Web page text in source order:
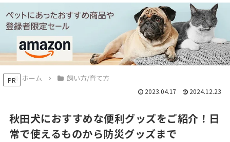
PR ホーム 飼い方/育て方
秋田犬におすすめな便利グッズをご紹介！日
常で使えるものから防災グッズまで
2023.04.17 2024.12.23